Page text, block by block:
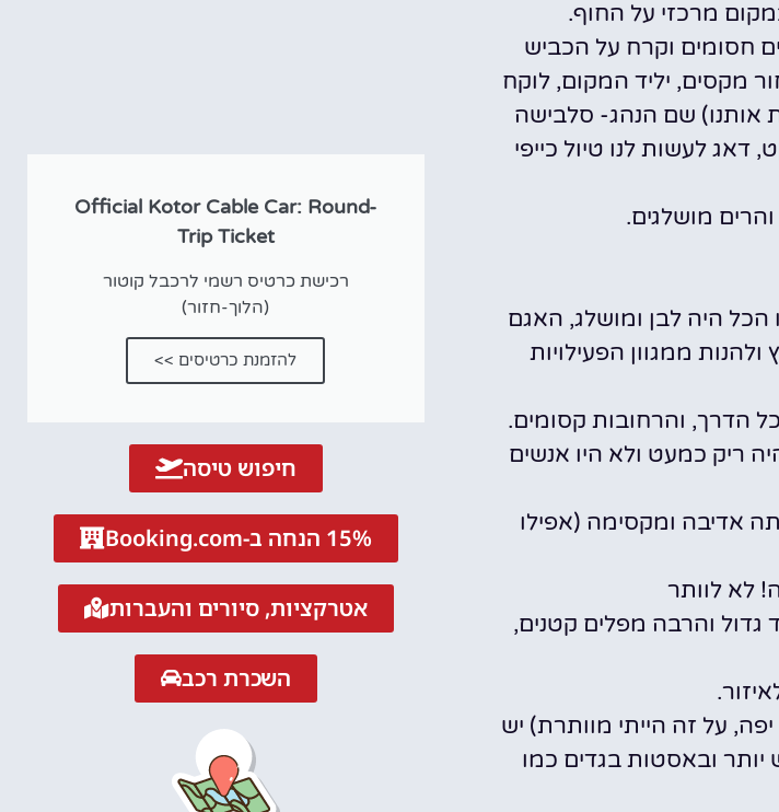
מלונות
מציאת מלון
מומלץ?
פה!
חסומים וקרח על הכביש
מקסים, יליד המקום, לוקח
אותנו) שם הנהג- סלבישה
+38268342034 נהג אדיב ושקט, דאג לעשות לנו טיול כייפי
מושלגים.
היה לבן ומושלג, האגם
ממגוון הפעילויות
ריק כמעט ולא היו אנשים
אדיבה ומקסימה (אפילו
גדול והרבה מפלים קטנים,
על זה הייתי מוותרת) יש
יותר ובאסטות בגדים כמו
Official Kotor Cable Car: Round-
Trip Ticket
רכישת כרטיס רשמי לרכבל קוטור
(הלוך-חזור)
להזמנת כרטיסים >>
חיפוש טיסה
15% הנחה ב-Booking.com
אטרקציות, סיורים והעברות
השכרת רכב